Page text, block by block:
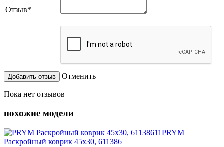
Отзыв*
Отменить
Пока нет отзывов
похожие модели
PRYM
Раскройный коврик 45х30, 611386